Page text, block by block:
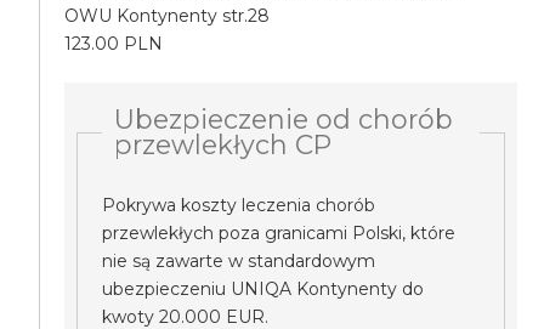
OWU Kontynenty str.28
123.00 PLN
Ubezpieczenie od chorób
przewlekłych CP
Pokrywa koszty leczenia chorób
przewlekłych poza granicami Polski, które
nie są zawarte w standardowym
ubezpieczeniu UNIQA Kontynenty do
kwoty 20.000 EUR.